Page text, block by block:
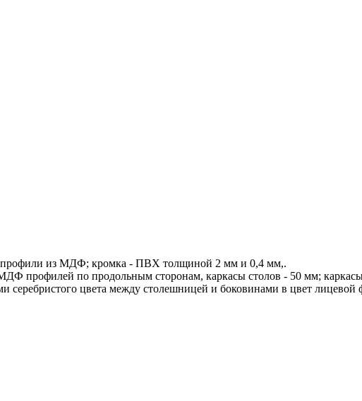
профили из МДФ; кромка - ПВХ толщиной 2 мм и 0,4 мм,.
профилей по продольным сторонам, каркасы столов - 50 мм;
серебристого цвета между столешницей и боковинами в цвет